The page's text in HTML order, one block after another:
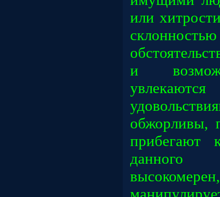
или
склонностью
и
обжорливы,
прибегают
данного